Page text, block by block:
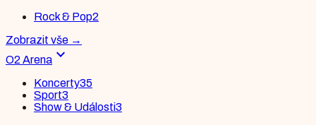
Rock & Pop2
Zobrazit vše →
O2 Arena expand_more
Koncerty35
Sport3
Show & Události3